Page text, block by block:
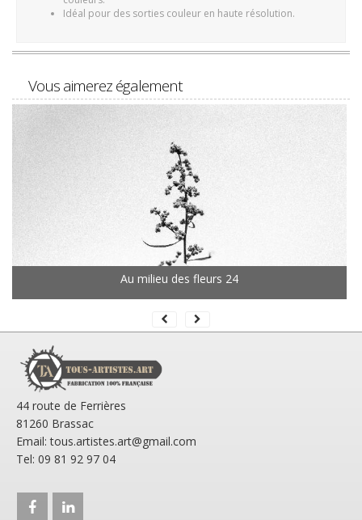
Idéal pour des sorties couleur en haute résolution.
Vous aimerez également
Au milieu des fleurs 24
44 route de Ferrières
81260 Brassac
Email: tous.artistes.art@gmail.com
Tel: 09 81 92 97 04